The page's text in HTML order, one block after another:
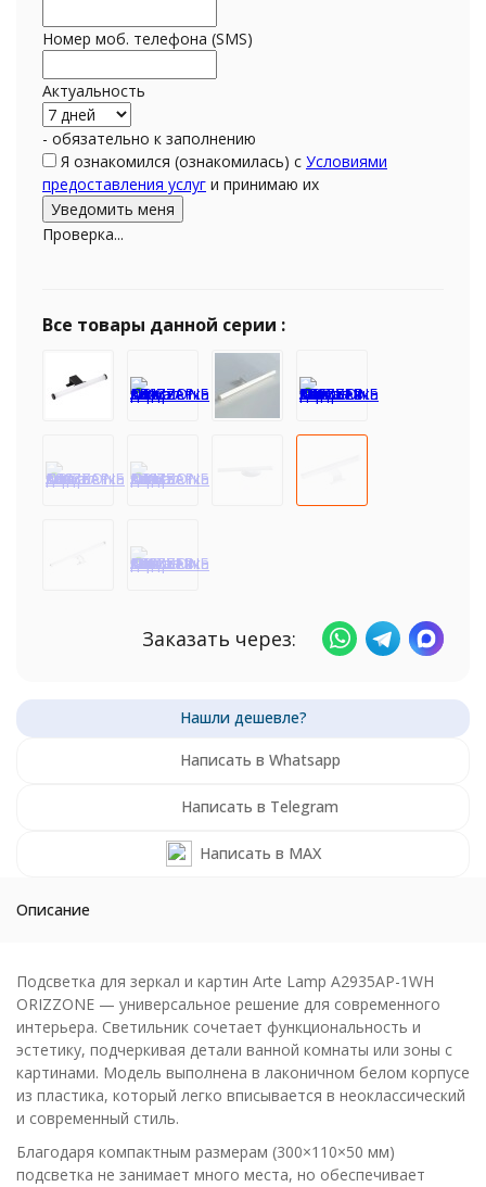
Номер моб. телефона (SMS)
Актуальность
- обязательно к заполнению
Я ознакомился (ознакомилась) с Условиями
предоставления услуг и принимаю их
Проверка...
Все товары данной серии :
Заказать через:
Написать в Whatsapp
Написать в Telegram
Написать в MAX
Описание
Подсветка для зеркал и картин Arte Lamp A2935AP-1WH
ORIZZONE — универсальное решение для современного
интерьера. Светильник сочетает функциональность и
эстетику, подчеркивая детали ванной комнаты или зоны с
картинами. Модель выполнена в лаконичном белом корпусе
из пластика, который легко вписывается в неоклассический
и современный стиль.
Благодаря компактным размерам (300×110×50 мм)
подсветка не занимает много места, но обеспечивает